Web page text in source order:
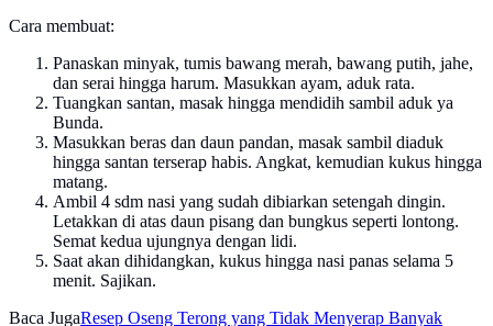
Cara membuat:
Panaskan minyak, tumis bawang merah, bawang putih, jahe,
dan serai hingga harum. Masukkan ayam, aduk rata.
Tuangkan santan, masak hingga mendidih sambil aduk ya
Bunda.
Masukkan beras dan daun pandan, masak sambil diaduk
hingga santan terserap habis. Angkat, kemudian kukus hingga
matang.
Ambil 4 sdm nasi yang sudah dibiarkan setengah dingin.
Letakkan di atas daun pisang dan bungkus seperti lontong.
Semat kedua ujungnya dengan lidi.
Saat akan dihidangkan, kukus hingga nasi panas selama 5
menit. Sajikan.
Baca JugaResep Oseng Terong yang Tidak Menyerap Banyak